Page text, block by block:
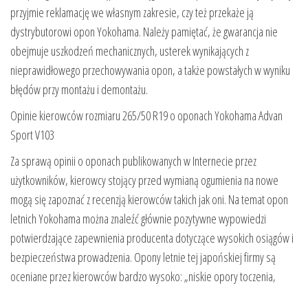
przyjmie reklamację we własnym zakresie, czy też przekaże ją
dystrybutorowi opon Yokohama. Należy pamiętać, że gwarancja nie
obejmuje uszkodzeń mechanicznych, usterek wynikających z
nieprawidłowego przechowywania opon, a także powstałych w wyniku
błędów przy montażu i demontażu.
Opinie kierowców rozmiaru 265/50 R19 o oponach Yokohama Advan
Sport V103
Za sprawą opinii o oponach publikowanych w Internecie przez
użytkowników, kierowcy stojący przed wymianą ogumienia na nowe
mogą się zapoznać z recenzją kierowców takich jak oni. Na temat opon
letnich Yokohama można znaleźć głównie pozytywne wypowiedzi
potwierdzające zapewnienia producenta dotyczące wysokich osiągów i
bezpieczeństwa prowadzenia. Opony letnie tej japońskiej firmy są
oceniane przez kierowców bardzo wysoko: „niskie opory toczenia,